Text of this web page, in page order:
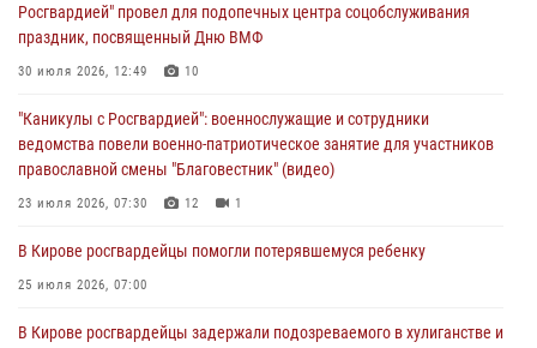
Директор Росгвардии Герой России генерал армии Виктор Золотов
поздравил специалистов подразделений тыла с профессиональным
праздником
Росгвардией" провел для подопечных центра соцобслуживания
праздник, посвященный Дню ВМФ
30 июля 2026, 12:49 10
"Каникулы с Росгвардией": военнослужащие и сотрудники
ведомства повели военно-патриотическое занятие для участников
православной смены "Благовестник" (видео)
23 июля 2026, 07:30 12 1
В Кирове росгвардейцы помогли потерявшемуся ребенку
25 июля 2026, 07:00
В Кирове росгвардейцы задержали подозреваемого в хулиганстве и